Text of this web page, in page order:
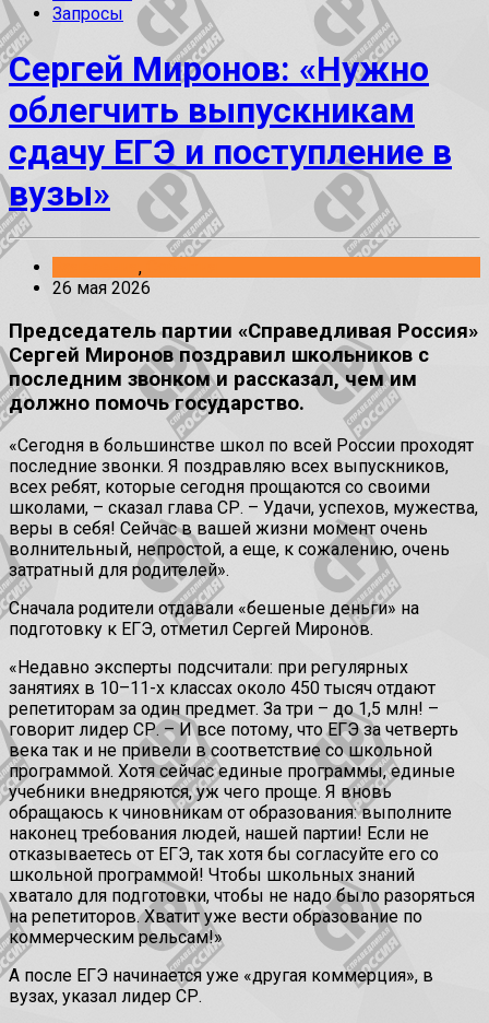
Запросы
Сергей Миронов: «Нужно
облегчить выпускникам
сдачу ЕГЭ и поступление в
вузы»
,
26 мая 2026
Председатель партии «Справедливая Россия»
Сергей Миронов поздравил школьников с
последним звонком и рассказал, чем им
должно помочь государство.
«Сегодня в большинстве школ по всей России проходят
последние звонки. Я поздравляю всех выпускников,
всех ребят, которые сегодня прощаются со своими
школами, – сказал глава СР. – Удачи, успехов, мужества,
веры в себя! Сейчас в вашей жизни момент очень
волнительный, непростой, а еще, к сожалению, очень
затратный для родителей».
Сначала родители отдавали «бешеные деньги» на
подготовку к ЕГЭ, отметил Сергей Миронов.
«Недавно эксперты подсчитали: при регулярных
занятиях в 10–11-х классах около 450 тысяч отдают
репетиторам за один предмет. За три – до 1,5 млн! –
говорит лидер СР. – И все потому, что ЕГЭ за четверть
века так и не привели в соответствие со школьной
программой. Хотя сейчас единые программы, единые
учебники внедряются, уж чего проще. Я вновь
обращаюсь к чиновникам от образования: выполните
наконец требования людей, нашей партии! Если не
отказываетесь от ЕГЭ, так хотя бы согласуйте его со
школьной программой! Чтобы школьных знаний
хватало для подготовки, чтобы не надо было разоряться
на репетиторов. Хватит уже вести образование по
коммерческим рельсам!»
А после ЕГЭ начинается уже «другая коммерция», в
вузах, указал лидер СР.